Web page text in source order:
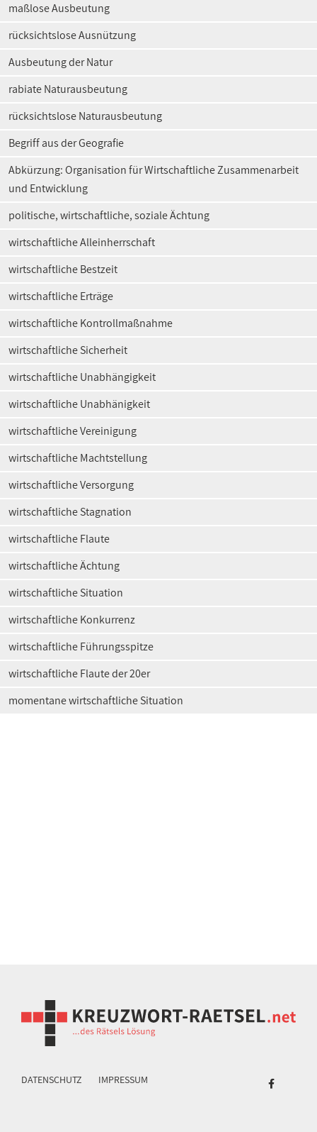
maßlose Ausbeutung
rücksichtslose Ausnützung
Ausbeutung der Natur
rabiate Naturausbeutung
rücksichtslose Naturausbeutung
Begriff aus der Geografie
Abkürzung: Organisation für Wirtschaftliche Zusammenarbeit
und Entwicklung
politische, wirtschaftliche, soziale Ächtung
wirtschaftliche Alleinherrschaft
wirtschaftliche Bestzeit
wirtschaftliche Erträge
wirtschaftliche Kontrollmaßnahme
wirtschaftliche Sicherheit
wirtschaftliche Unabhängigkeit
wirtschaftliche Unabhänigkeit
wirtschaftliche Vereinigung
wirtschaftliche Machtstellung
wirtschaftliche Versorgung
wirtschaftliche Stagnation
wirtschaftliche Flaute
wirtschaftliche Ächtung
wirtschaftliche Situation
wirtschaftliche Konkurrenz
wirtschaftliche Führungsspitze
wirtschaftliche Flaute der 20er
momentane wirtschaftliche Situation
DATENSCHUTZ IMPRESSUM